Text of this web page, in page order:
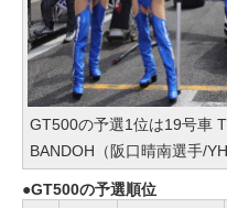
GT500の予選1位は19号車
BANDOH（阪口晴南選手/YH
GT500の予選順位